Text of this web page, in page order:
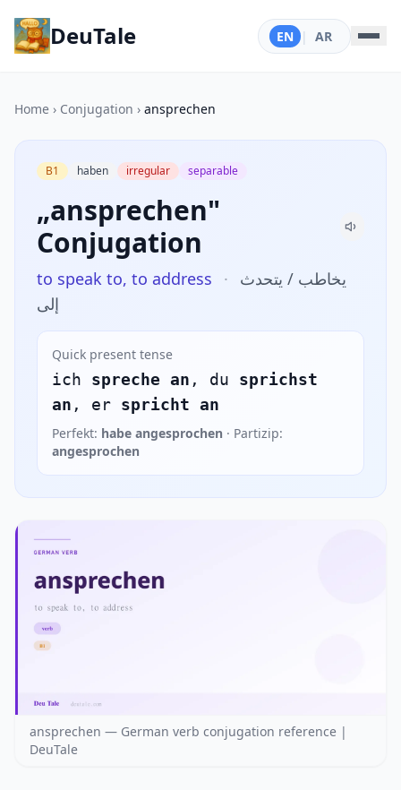
DeuTale EN | AR
Home › Conjugation › ansprechen
B1 haben irregular separable
„ansprechen"
Conjugation
to speak to, to address ·
يخاطب / يتحدث
إلى
Quick present tense
ich spreche an , du sprichst
an , er spricht an
Perfekt: habe angesprochen · Partizip:
angesprochen
ansprechen — German verb conjugation reference |
DeuTale